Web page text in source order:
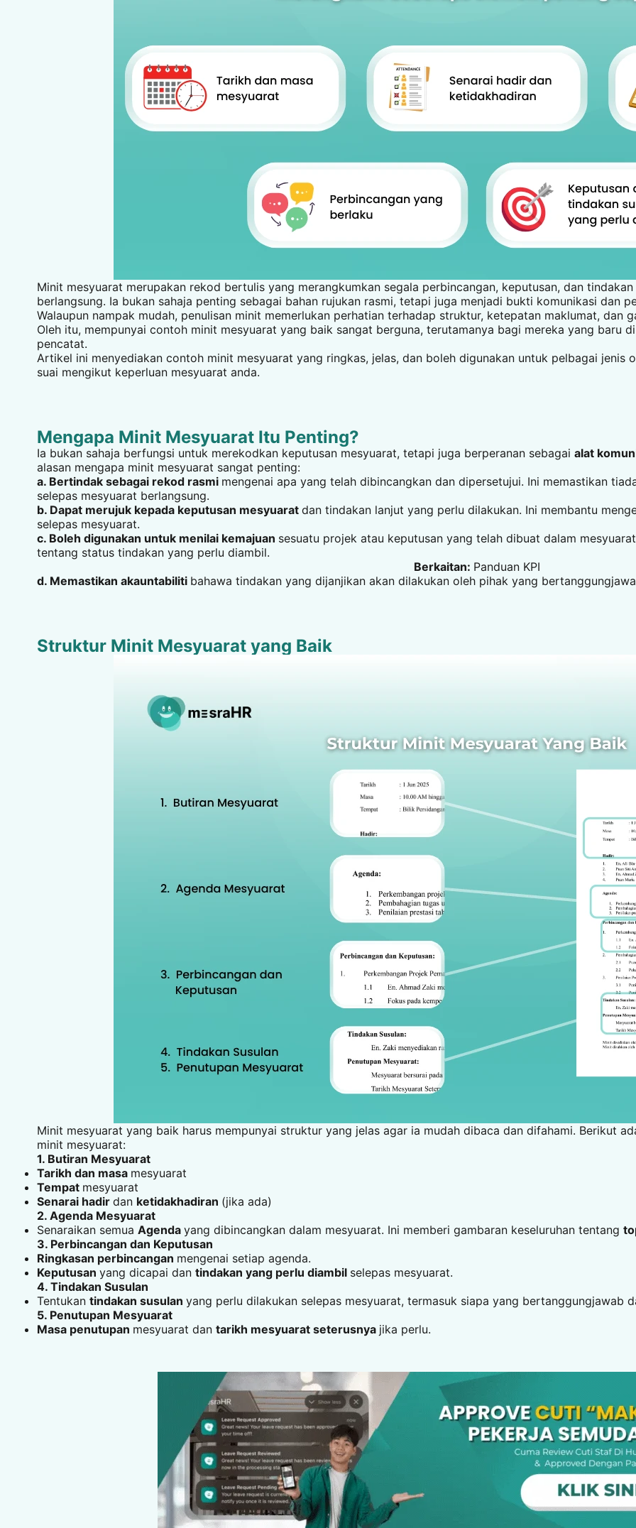
Minit mesyuarat merupakan rekod bertulis yang merangkumkan segala perbincangan, keputusan, dan
berlangsung. Ia bukan sahaja penting sebagai bahan rujukan rasmi, tetapi juga menjadi bukti komunikasi dan
Walaupun nampak mudah, penulisan minit memerlukan perhatian terhadap struktur, ketepatan maklumat, dan
Oleh itu, mempunyai contoh minit mesyuarat yang baik sangat berguna, terutamanya bagi mereka yang baru
pencatat.
Artikel ini menyediakan contoh minit mesyuarat yang ringkas, jelas, dan boleh digunakan untuk pelbagai jenis
suai mengikut keperluan mesyuarat anda.
Mengapa Minit Mesyuarat Itu Penting?
Ia bukan sahaja berfungsi untuk merekodkan keputusan mesyuarat, tetapi juga berperanan sebagai alat
alasan mengapa minit mesyuarat sangat penting:
a. Bertindak sebagai rekod rasmi mengenai apa yang telah dibincangkan dan dipersetujui. Ini memastikan
selepas mesyuarat berlangsung.
b. Dapat merujuk kepada keputusan mesyuarat dan tindakan lanjut yang perlu dilakukan. Ini membantu
selepas mesyuarat.
c. Boleh digunakan untuk menilai kemajuan sesuatu projek atau keputusan yang telah dibuat dalam
tentang status tindakan yang perlu diambil.
Berkaitan: Panduan KPI
d. Memastikan akauntabiliti bahawa tindakan yang dijanjikan akan dilakukan oleh pihak yang
Struktur Minit Mesyuarat yang Baik
Minit mesyuarat yang baik harus mempunyai struktur yang jelas agar ia mudah dibaca dan difahami. Berikut
minit mesyuarat:
1. Butiran Mesyuarat
Tarikh dan masa mesyuarat
Tempat mesyuarat
Senarai hadir dan ketidakhadiran (jika ada)
2. Agenda Mesyuarat
Senaraikan semua Agenda yang dibincangkan dalam mesyuarat. Ini memberi gambaran keseluruhan tentang
3. Perbincangan dan Keputusan
Ringkasan perbincangan mengenai setiap agenda.
Keputusan yang dicapai dan tindakan yang perlu diambil selepas mesyuarat.
4. Tindakan Susulan
Tentukan tindakan susulan yang perlu dilakukan selepas mesyuarat, termasuk siapa yang bertanggungjawab
5. Penutupan Mesyuarat
Masa penutupan mesyuarat dan tarikh mesyuarat seterusnya jika perlu.